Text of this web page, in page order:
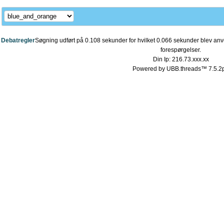
DebatreglerSøgning udført på 0.108 sekunder for hvilket 0.066 sekunder blev
forespørgelser.
Din Ip: 216.73.xxx.xx
Powered by UBB.threads™